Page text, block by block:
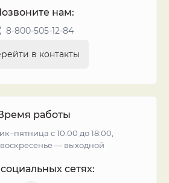
нам:
8-800-505-12-84
в контакты
работы
с 10:00 до 18:00,
воскресенье — выходной
сетях: